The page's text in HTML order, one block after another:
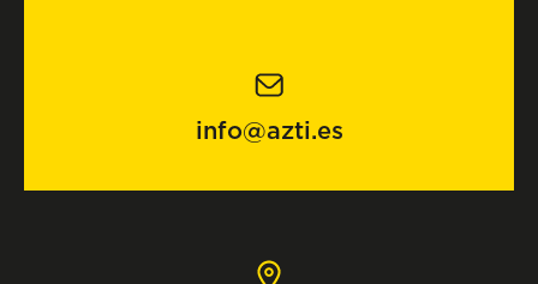
info@azti.es